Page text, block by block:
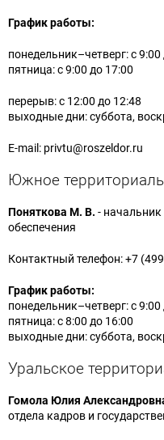
График работы:
понедельник–четверг: с 9:00
пятница: с 9:00 до 17:00
перерыв: с 12:00 до 12:48
выходные дни: суббота,
E-mail: privtu@roszeldor.ru
Южное
Поняткова М. В. - начальник
обеспечения
Контактный телефон: +7
График работы:
понедельник–четверг: с 9:00
пятница: с 8:00 до 16:00
выходные дни: суббота,
Уральское
Гомола Юлия
отдела кадров и